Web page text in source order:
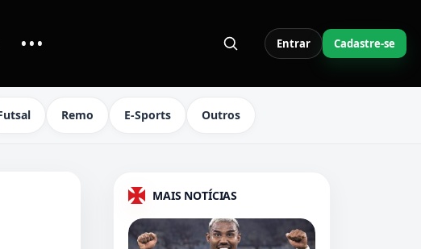
•••MAIS LINKS DO MENU Entrar Cadastre-se
Remo E-Sports Outros
MAIS NOTÍCIAS